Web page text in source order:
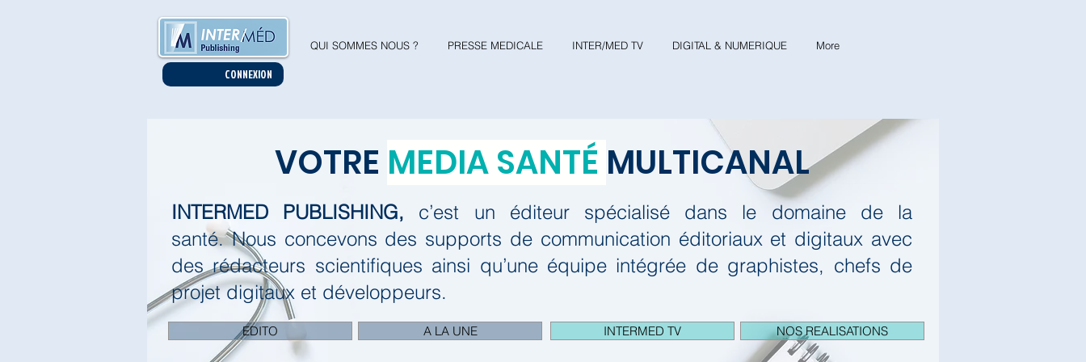
VOTRE MEDIA SANTÉ MULTICANAL
INTERMED PUBLISHING,
c’est un éditeur spécialisé dans le domaine de la
santé.Nous concevons des supports de communication éditoriaux et digitaux avec
des rédacteurs scientifiques ainsi qu’une équipe intégrée de graphistes, chefs de
projet digitaux et développeurs.
EDITO A LA UNE INTERMED TV NOS REALISATIONS
QUI SOMMES NOUS ? PRESSE MEDICALE INTER/MED TV DIGITAL & NUMERIQUE More
CONNEXION